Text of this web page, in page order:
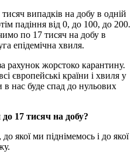
випадків на добу в одній
падіння від 0, до 100, до 200.
по 17 тисяч на добу в
епідемічна хвиля.
рахунок жорстоко карантину.
європейські країни і хвиля у
в нас буде спад до нульових
17 тисяч на добу?
якої ми піднімемось і до якої